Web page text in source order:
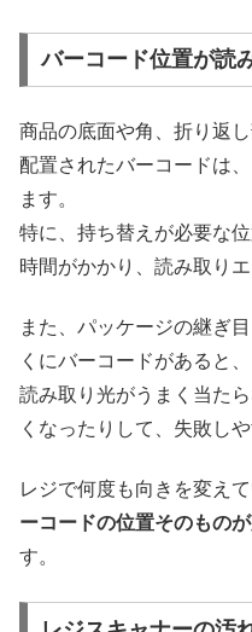
バーコード位置が読
商品の底面や角、折り返
配置されたバーコードは
ます。
特に、持ち替えが必要な
時間がかかり、読み取り
また、パッケージの継ぎ
くにバーコードがあると、
読み取り光がうまく当た
くなったりして、失敗し
レジで何度も向きを変え
ーコードの位置そのものが
す。